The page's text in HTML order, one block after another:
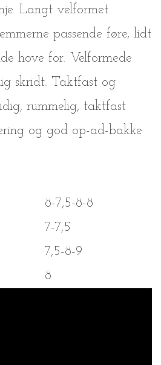
Langt velformet
passende føre, lidt
hove for. Velformede
skridt. Taktfast og
rummelig, taktfast
og god op-ad-bakke
8-7,5-8-8
7-7,5
7,5-8-9
8